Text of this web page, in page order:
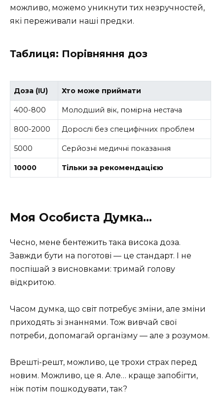
можливо, можемо уникнути тих незручностей,
які переживали наші предки.
Таблиця: Порівняння доз
Доза (IU) Хто може приймати
400-800 Молодший вік, помірна нестача
800-2000 Дорослі без специфічних проблем
5000 Серйозні медичні показання
10000 Тільки за рекомендацією
Моя Особиста Думка…
Чесно, мене бентежить така висока доза.
Завжди бути на поготові — це стандарт. І не
поспішай з висновками: тримай голову
відкритою.
Часом думка, що світ потребує зміни, але зміни
приходять зі знаннями. Тож вивчай свої
потреби, допомагай організму — але з розумом.
Врешті-решт, можливо, це трохи страх перед
новим. Можливо, це я. Але… краще запобігти,
ніж потім пошкодувати, так?